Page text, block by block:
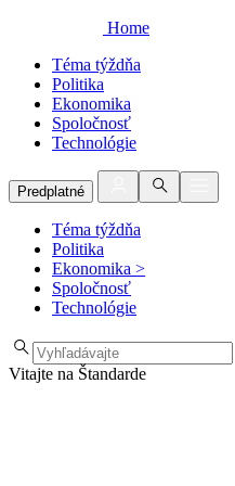
Home
Téma týždňa
Politika
Ekonomika
Spoločnosť
Technológie
Predplatné
Téma týždňa
Politika
Ekonomika >
Spoločnosť
Technológie
Vitajte na Štandarde